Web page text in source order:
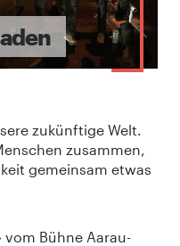
zukünftige Welt.
zusammen,
gemeinsam etwas
vom Bühne Aarau-